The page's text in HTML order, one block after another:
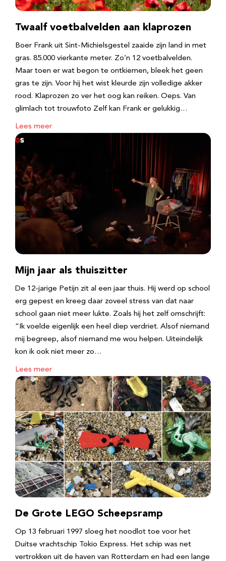
Twaalf voetbalvelden aan klaprozen
Boer Frank uit Sint-Michielsgestel zaaide zijn land in met
gras. 85.000 vierkante meter. Zo’n 12 voetbalvelden.
Maar toen er wat begon te ontkiemen, bleek het geen
gras te zijn. Voor hij het wist kleurde zijn volledige akker
rood. Klaprozen zo ver het oog kan reiken. Oeps. Van
glimlach tot trouwfoto Zelf kan Frank er gelukkig…
Lees meer
Mijn jaar als thuiszitter
De 12-jarige Petijn zit al een jaar thuis. Hij werd op school
erg gepest en kreeg daar zoveel stress van dat naar
school gaan niet meer lukte. Zoals hij het zelf omschrijft:
“Ik voelde eigenlijk een heel diep verdriet. Alsof niemand
mij begreep, alsof niemand me wou helpen. Uiteindelijk
kon ik ook niet meer zo…
Lees meer
De Grote LEGO Scheepsramp
Op 13 februari 1997 sloeg het noodlot toe voor het
Duitse vrachtschip Tokio Express. Het schip was net
vertrokken uit de haven van Rotterdam en had een lange